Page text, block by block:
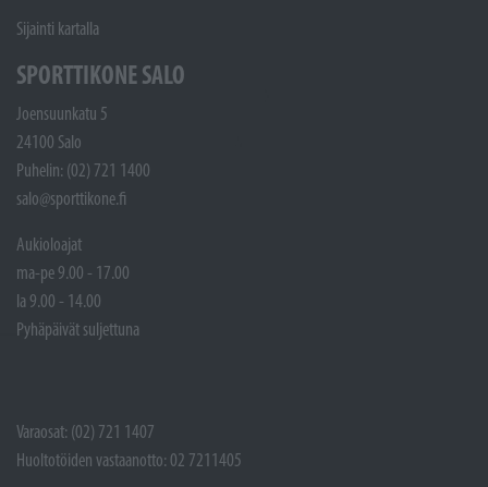
Sijainti kartalla
SPORTTIKONE SALO
Joensuunkatu 5
24100 Salo
Puhelin: (02) 721 1400
salo@sporttikone.fi
Aukioloajat
ma-pe 9.00 - 17.00
la 9.00 - 14.00
Pyhäpäivät suljettuna
Varaosat: (02) 721 1407
Huoltotöiden vastaanotto: 02 7211405